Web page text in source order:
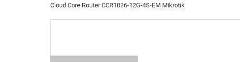
Cloud Core Router CCR1036-12G-4S-EM Mikrotik